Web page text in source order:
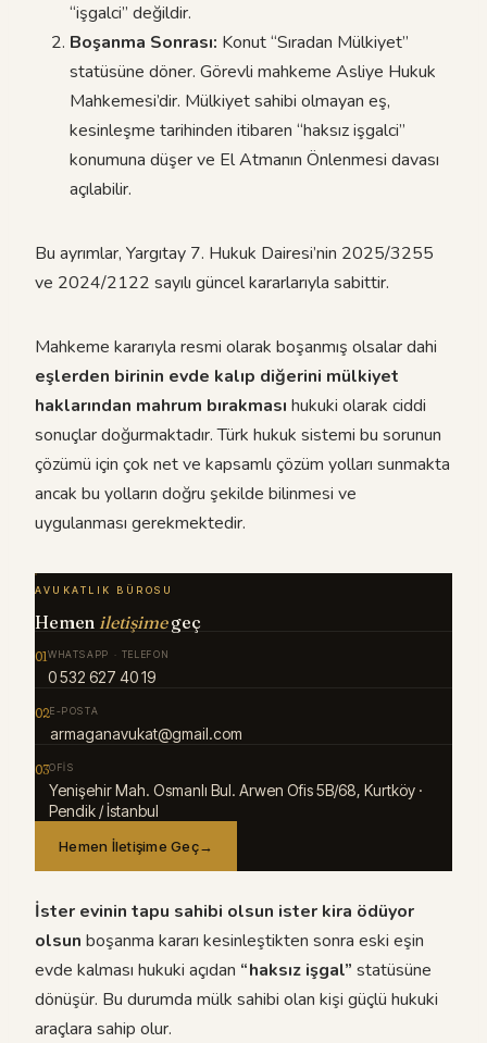
“işgalci” değildir.
Boşanma Sonrası: Konut “Sıradan Mülkiyet”
statüsüne döner. Görevli mahkeme Asliye Hukuk
Mahkemesi’dir. Mülkiyet sahibi olmayan eş,
kesinleşme tarihinden itibaren “haksız işgalci”
konumuna düşer ve El Atmanın Önlenmesi davası
açılabilir.
Bu ayrımlar, Yargıtay 7. Hukuk Dairesi’nin 2025/3255
ve 2024/2122 sayılı güncel kararlarıyla sabittir.
Mahkeme kararıyla resmi olarak boşanmış olsalar dahi
eşlerden birinin evde kalıp diğerini mülkiyet
haklarından mahrum bırakması hukuki olarak ciddi
sonuçlar doğurmaktadır. Türk hukuk sistemi bu sorunun
çözümü için çok net ve kapsamlı çözüm yolları sunmakta
ancak bu yolların doğru şekilde bilinmesi ve
uygulanması gerekmektedir.
AVUKATLIK BÜROSU
Hemen iletişimegeç
01WHATSAPP · TELEFON
0 532 627 40 19
02E-POSTA
armaganavukat@gmail.com
03OFIS
Yenişehir Mah. Osmanlı Bul. Arwen Ofis 5B/68, Kurtköy ·
Pendik / İstanbul
Hemen İletişime Geç→
İster evinin tapu sahibi olsun ister kira ödüyor
olsun boşanma kararı kesinleştikten sonra eski eşin
evde kalması hukuki açıdan “haksız işgal” statüsüne
dönüşür. Bu durumda mülk sahibi olan kişi güçlü hukuki
araçlara sahip olur.